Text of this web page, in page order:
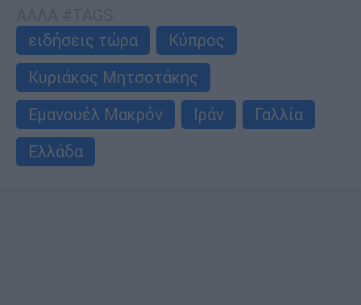
ειδήσεις τώρα
Κύπρος
Κυριάκος Μητσοτάκης
Εμανουέλ Μακρόν
Ιράν
Γαλλία
Ελλάδα